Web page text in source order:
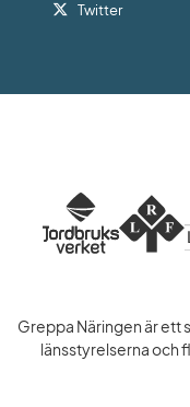
Twitter
Greppa Näringen är ett
länsstyrelserna och